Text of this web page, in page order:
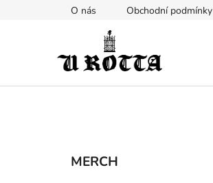
O nás Obchodní podmínky
Přeskočit
kategorie
MERCH